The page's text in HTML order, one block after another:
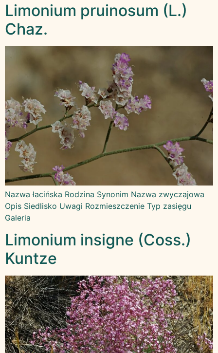
Limonium pruinosum (L.)
Chaz.
Nazwa łacińska Rodzina Synonim Nazwa zwyczajowa
Opis Siedlisko Uwagi Rozmieszczenie Typ zasięgu
Galeria
Limonium insigne (Coss.)
Kuntze